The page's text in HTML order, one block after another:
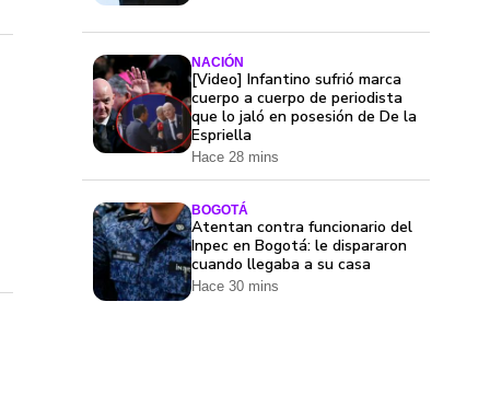
NACIÓN
[Video] Infantino sufrió marca
cuerpo a cuerpo de periodista
que lo jaló en posesión de De la
Espriella
Hace 28 mins
BOGOTÁ
Atentan contra funcionario del
Inpec en Bogotá: le dispararon
cuando llegaba a su casa
Hace 30 mins